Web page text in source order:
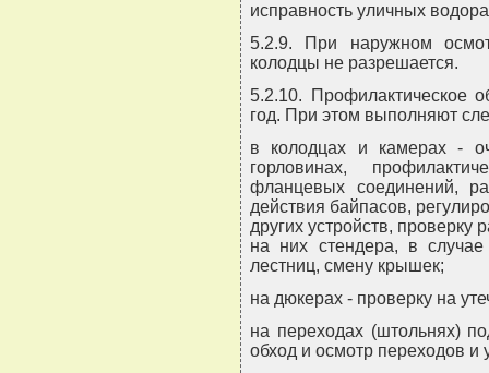
исправность уличных
5.2.9. При наружном
колодцы не разрешается.
5.2.10. Профилактическое
год. При этом выполняют
в колодцах и камерах -
горловинах,
фланцевых соединений,
действия байпасов,
других устройств, проверку
на них стендера, в
лестниц, смену крышек;
на дюкерах - проверку на
на переходах (штольнях)
обход и осмотр переходов и